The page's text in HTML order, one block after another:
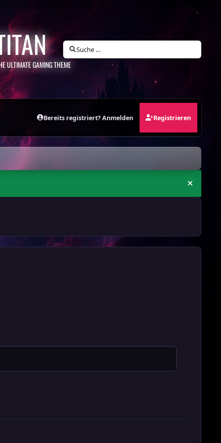
ULTIMATE GAMING THEME
Suche …
Bereits registriert? Anmelden Registrieren